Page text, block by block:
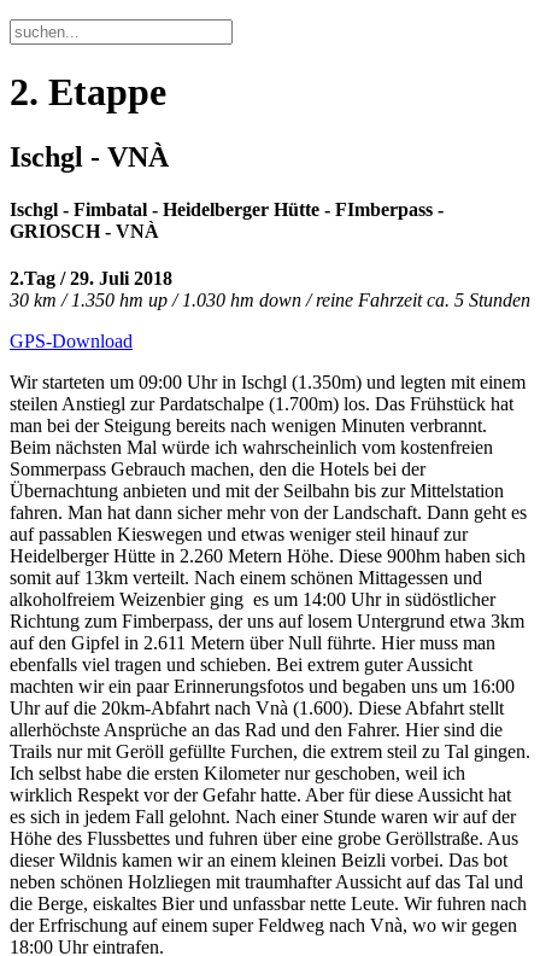
2. Etappe
Ischgl - VNÀ
Ischgl - Fimbatal - Heidelberger Hütte - FImberpass -
GRIOSCH - VNÀ
2.Tag / 29. Juli 2018
30 km / 1.350 hm up / 1.030 hm down / reine Fahrzeit ca. 5 Stunden
GPS-Download
Wir starteten um 09:00 Uhr in Ischgl (1.350m) und legten mit einem
steilen Anstiegl zur Pardatschalpe (1.700m) los. Das Frühstück hat
man bei der Steigung bereits nach wenigen Minuten verbrannt.
Beim nächsten Mal würde ich wahrscheinlich vom kostenfreien
Sommerpass Gebrauch machen, den die Hotels bei der
Übernachtung anbieten und mit der Seilbahn bis zur Mittelstation
fahren. Man hat dann sicher mehr von der Landschaft. Dann geht es
auf passablen Kieswegen und etwas weniger steil hinauf zur
Heidelberger Hütte in 2.260 Metern Höhe. Diese 900hm haben sich
somit auf 13km verteilt. Nach einem schönen Mittagessen und
alkoholfreiem Weizenbier ging es um 14:00 Uhr in südöstlicher
Richtung zum Fimberpass, der uns auf losem Untergrund etwa 3km
auf den Gipfel in 2.611 Metern über Null führte. Hier muss man
ebenfalls viel tragen und schieben. Bei extrem guter Aussicht
machten wir ein paar Erinnerungsfotos und begaben uns um 16:00
Uhr auf die 20km-Abfahrt nach Vnà (1.600). Diese Abfahrt stellt
allerhöchste Ansprüche an das Rad und den Fahrer. Hier sind die
Trails nur mit Geröll gefüllte Furchen, die extrem steil zu Tal gingen.
Ich selbst habe die ersten Kilometer nur geschoben, weil ich
wirklich Respekt vor der Gefahr hatte. Aber für diese Aussicht hat
es sich in jedem Fall gelohnt. Nach einer Stunde waren wir auf der
Höhe des Flussbettes und fuhren über eine grobe Geröllstraße. Aus
dieser Wildnis kamen wir an einem kleinen Beizli vorbei. Das bot
neben schönen Holzliegen mit traumhafter Aussicht auf das Tal und
die Berge, eiskaltes Bier und unfassbar nette Leute. Wir fuhren nach
der Erfrischung auf einem super Feldweg nach Vnà, wo wir gegen
18:00 Uhr eintrafen.